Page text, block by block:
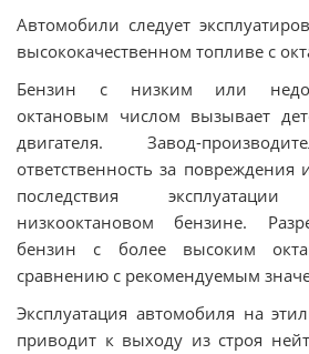
Автомобили следует
высококачественном топливе с
Бензин с низким или
октановым числом вызывает
двигателя. Завод-
ответственность за повреждения
последствия
низкооктановом бензине.
бензин с более высоким
сравнению с рекомендуемым
Эксплуатация автомобиля на
приводит к выходу из строя